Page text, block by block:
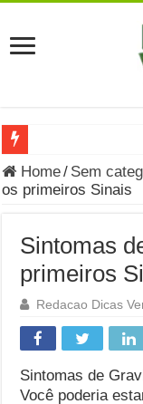
Grávida Pode
8 Bebidas
Você sabe o que é
Carta Psicografada
Grávida pode
Grávida pode
Carta Psicografada
Carta Psicografada
Home/ Sem
os primeiros Sinais
Sintomas
primeiros
Redacao Dicas
Sintomas de
Você poderia